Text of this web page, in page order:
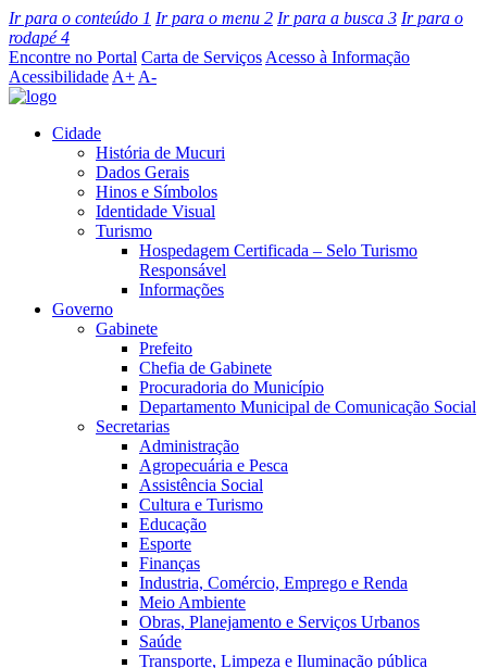
Ir para o conteúdo 1 Ir para o menu 2 Ir para a busca 3 Ir para o
rodapé4
Encontre no Portal Carta de Serviços Acesso à Informação
Acessibilidade A+ A-
Cidade
História de Mucuri
Dados Gerais
Hinos e Símbolos
Identidade Visual
Turismo
Hospedagem Certificada – Selo Turismo
Responsável
Informações
Governo
Gabinete
Prefeito
Chefia de Gabinete
Procuradoria do Município
Departamento Municipal de Comunicação Social
Secretarias
Administração
Agropecuária e Pesca
Assistência Social
Cultura e Turismo
Educação
Esporte
Finanças
Industria, Comércio, Emprego e Renda
Meio Ambiente
Obras, Planejamento e Serviços Urbanos
Saúde
Transporte, Limpeza e Iluminação pública